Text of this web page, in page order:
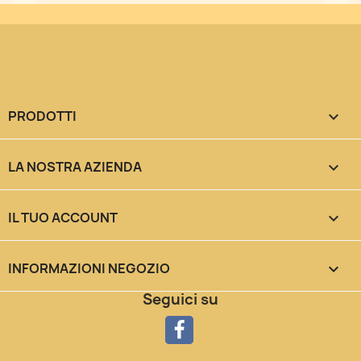
PRODOTTI 
LA NOSTRA AZIENDA 
IL TUO ACCOUNT 
INFORMAZIONI NEGOZIO keyboard_arrow_down
Seguici su